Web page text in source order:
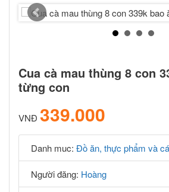
Cua cà mau thùng 8 con
từng con
VNĐ 339.000
Danh muc: Đồ ăn, thực phẩm và
Người đăng: Hoàng